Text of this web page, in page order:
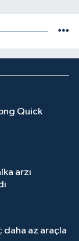
Quick
arzı
daha az araçla